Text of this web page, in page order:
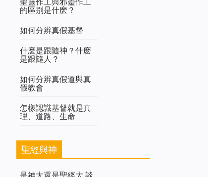
的區别是什麽？
如何分辨真假基督
什麽是跟隨神？什麽
是跟隨人？
如何分辨真假道與真
假教會
怎樣認識基督就是真
理、道路、生命
聖經與神